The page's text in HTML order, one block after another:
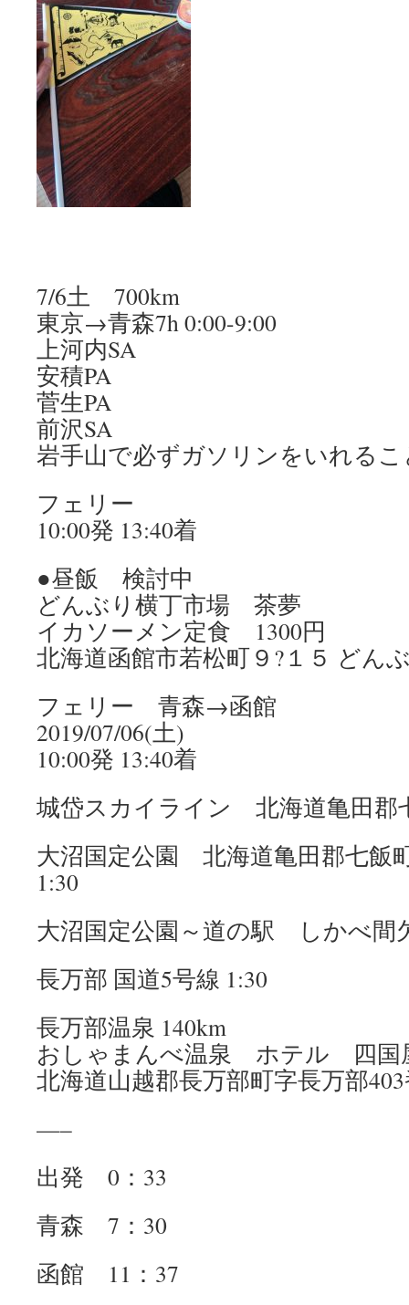
7/6土 700km
東京→青森7h 0:00-9:00
上河内SA
安積PA
菅生PA
前沢SA
岩手山で必ずガソリンをいれるこ
フェリー
10:00発 13:40着
●昼飯 検討中
どんぶり横丁市場 茶夢
イカソーメン定食 1300円
北海道函館市若松町９?１５ どん
フェリー 青森→函館
2019/07/06(土)
10:00発 13:40着
城岱スカイライン 北海道亀田郡
大沼国定公園 北海道亀田郡七飯
1:30
大沼国定公園～道の駅 しかべ間
長万部 国道5号線 1:30
長万部温泉 140km
おしゃまんべ温泉 ホテル 四国
北海道山越郡長万部町字長万部
—–
出発 0：33
青森 7：30
函館 11：37